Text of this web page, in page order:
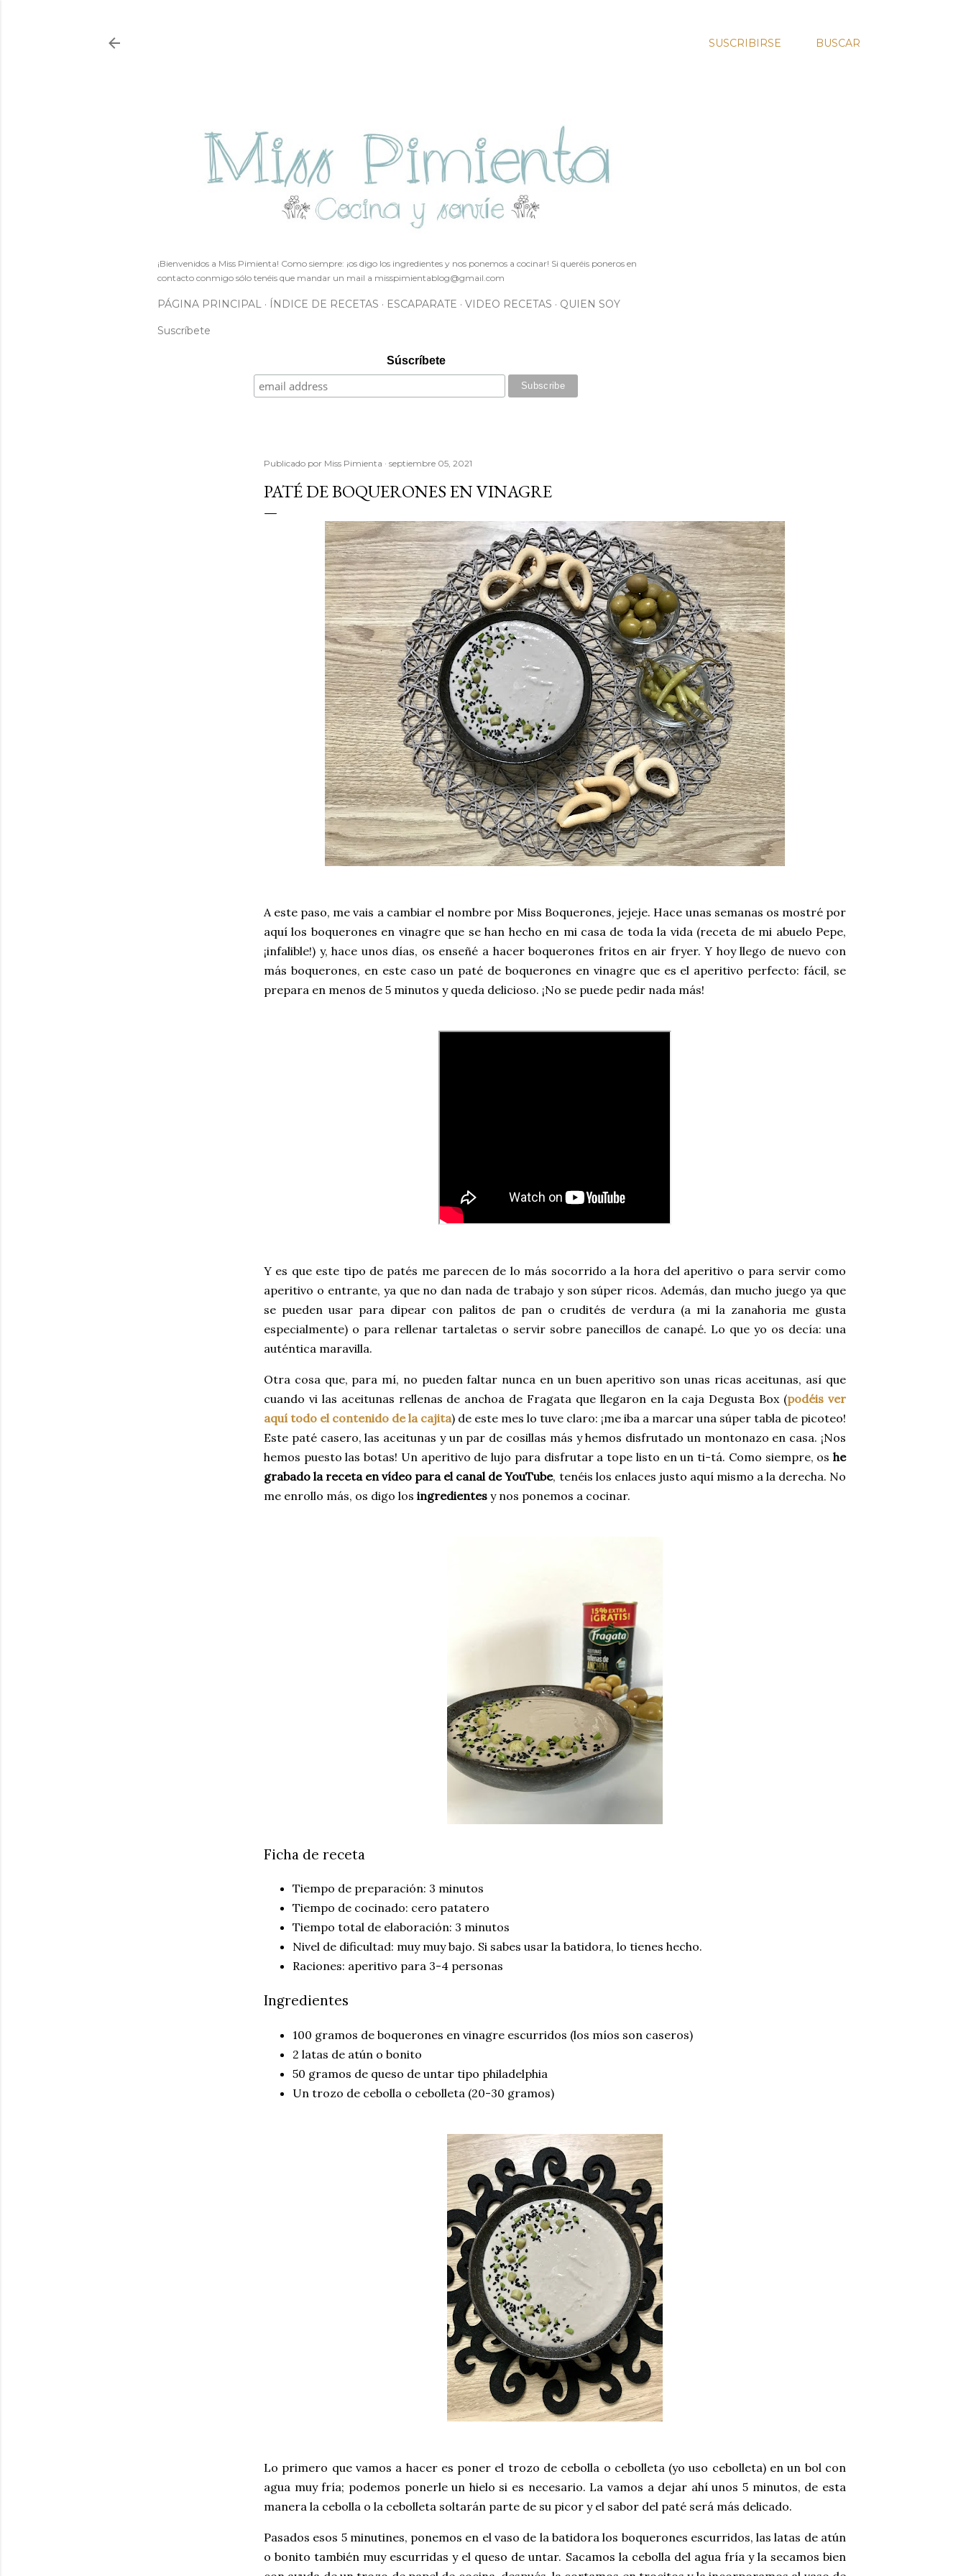
SUSCRIBIRSE BUSCAR
¡Bienvenidos a Miss Pimienta! Como siempre: ¡os digo los ingredientes y nos ponemos a cocinar! Si queréis poneros en
contacto conmigo sólo tenéis que mandar un mail a misspimientablog@gmail.com
PÁGINA PRINCIPAL ÍNDICE DE RECETAS ESCAPARATE VIDEO RECETAS QUIEN SOY
Suscríbete
Súscríbete
Publicado por Miss Pimienta septiembre 05, 2021
PATÉ DE BOQUERONES EN VINAGRE
A este paso, me vais a cambiar el nombre por Miss Boquerones, jejeje. Hace unas semanas os mostré por
aquí los boquerones en vinagre que se han hecho en mi casa de toda la vida (receta de mi abuelo Pepe,
¡infalible!) y, hace unos días, os enseñé a hacer boquerones fritos en air fryer. Y hoy llego de nuevo con
más boquerones, en este caso un paté de boquerones en vinagre que es el aperitivo perfecto: fácil, se
prepara en menos de 5 minutos y queda delicioso. ¡No se puede pedir nada más!
Y es que este tipo de patés me parecen de lo más socorrido a la hora del aperitivo o para servir como
aperitivo o entrante, ya que no dan nada de trabajo y son súper ricos. Además, dan mucho juego ya que
se pueden usar para dipear con palitos de pan o crudités de verdura (a mi la zanahoria me gusta
especialmente) o para rellenar tartaletas o servir sobre panecillos de canapé. Lo que yo os decía: una
auténtica maravilla.
Otra cosa que, para mí, no pueden faltar nunca en un buen aperitivo son unas ricas aceitunas, así que
cuando vi las aceitunas rellenas de anchoa de Fragata que llegaron en la caja Degusta Box (podéis ver
aquí todo el contenido de la cajita) de este mes lo tuve claro: ¡me iba a marcar una súper tabla de picoteo!
Este paté casero, las aceitunas y un par de cosillas más y hemos disfrutado un montonazo en casa. ¡Nos
hemos puesto las botas! Un aperitivo de lujo para disfrutar a tope listo en un ti-tá. Como siempre, os he
grabado la receta en vídeo para el canal de YouTube, tenéis los enlaces justo aquí mismo a la derecha. No
me enrollo más, os digo los ingredientes y nos ponemos a cocinar.
Ficha de receta
Tiempo de preparación: 3 minutos
Tiempo de cocinado: cero patatero
Tiempo total de elaboración: 3 minutos
Nivel de dificultad: muy muy bajo. Si sabes usar la batidora, lo tienes hecho.
Raciones: aperitivo para 3-4 personas
Ingredientes
100 gramos de boquerones en vinagre escurridos (los míos son caseros)
2 latas de atún o bonito
50 gramos de queso de untar tipo philadelphia
Un trozo de cebolla o cebolleta (20-30 gramos)
Lo primero que vamos a hacer es poner el trozo de cebolla o cebolleta (yo uso cebolleta) en un bol con
agua muy fría; podemos ponerle un hielo si es necesario. La vamos a dejar ahí unos 5 minutos, de esta
manera la cebolla o la cebolleta soltarán parte de su picor y el sabor del paté será más delicado.
Pasados esos 5 minutines, ponemos en el vaso de la batidora los boquerones escurridos, las latas de atún
o bonito también muy escurridas y el queso de untar. Sacamos la cebolla del agua fría y la secamos bien